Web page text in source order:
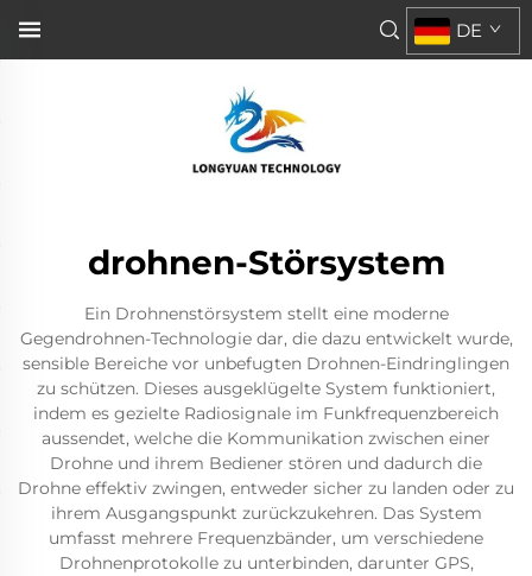
DE
drohnen-Störsystem
Ein Drohnenstörsystem stellt eine moderne
Gegendrohnen-Technologie dar, die dazu entwickelt wurde,
sensible Bereiche vor unbefugten Drohnen-Eindringlingen
zu schützen. Dieses ausgeklügelte System funktioniert,
indem es gezielte Radiosignale im Funkfrequenzbereich
aussendet, welche die Kommunikation zwischen einer
Drohne und ihrem Bediener stören und dadurch die
Drohne effektiv zwingen, entweder sicher zu landen oder zu
ihrem Ausgangspunkt zurückzukehren. Das System
umfasst mehrere Frequenzbänder, um verschiedene
Drohnenprotokolle zu unterbinden, darunter GPS,